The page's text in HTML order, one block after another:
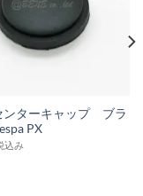
に
ス
ンターキャップ ブラ
PX
込み